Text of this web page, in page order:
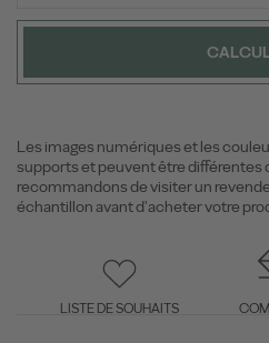
Les images numériques et les
supports et peuvent être différentes
recommandons de visiter un
échantillon avant d'acheter votre
LISTE DE SOUHAITS